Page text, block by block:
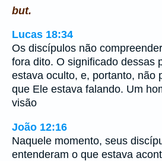
but.
Lucas 18:34
Os discípulos não
fora dito. O significado dessas
estava oculto, e, portanto, não
que Ele estava falando. Um
visão
João 12:16
Naquele momento, seus
entenderam o que estava